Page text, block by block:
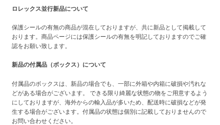
ロレックス並行新品について
保護シールの有無の商品が混在しておりますが、共に新品として掲載して
おります。商品ページには保護シールの有無を明記しておりますのでご確
認をお願い致します。
新品の付属品（ボックス）について
付属品のボックスは、新品の場合でも、一部に外箱や内箱に破損や汚れな
どがある場合がございます。 できる限り綺麗な状態の物をご用意するよう
にしておりますが、海外からの輸入品が多いため、配送時に破損などが発
生する場合がございます。付属品の状態は個別に記載しておりませんので
お問い合わせください。